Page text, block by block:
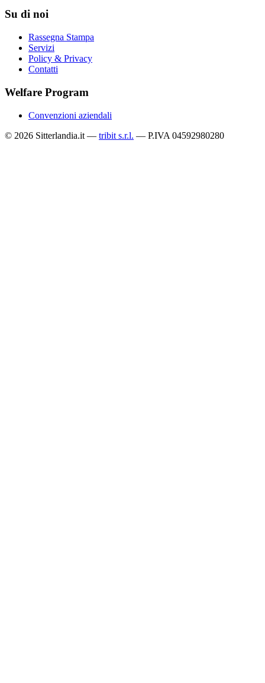
Su di noi
Rassegna Stampa
Servizi
Policy & Privacy
Contatti
Welfare Program
Convenzioni aziendali
© 2026 Sitterlandia.it — tribit s.r.l. — P.IVA 04592980280